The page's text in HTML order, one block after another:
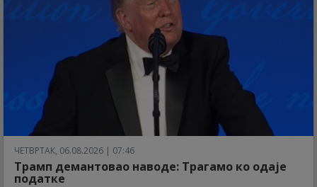
ЧЕТВРТАК, 06.08.2026 | 07:46
Трамп демантовао наводе: Трагамо ко одаје
податке